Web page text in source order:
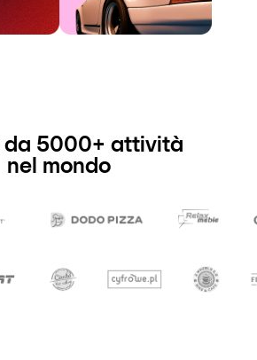
da 5000+ attività
nel mondo